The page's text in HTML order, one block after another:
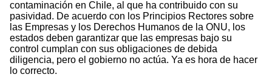
contaminación en Chile, al que ha contribuido con su
pasividad. De acuerdo con los Principios Rectores sobre
las Empresas y los Derechos Humanos de la ONU, los
estados deben garantizar que las empresas bajo su
control cumplan con sus obligaciones de debida
diligencia, pero el gobierno no actúa. Ya es hora de hacer
lo correcto.